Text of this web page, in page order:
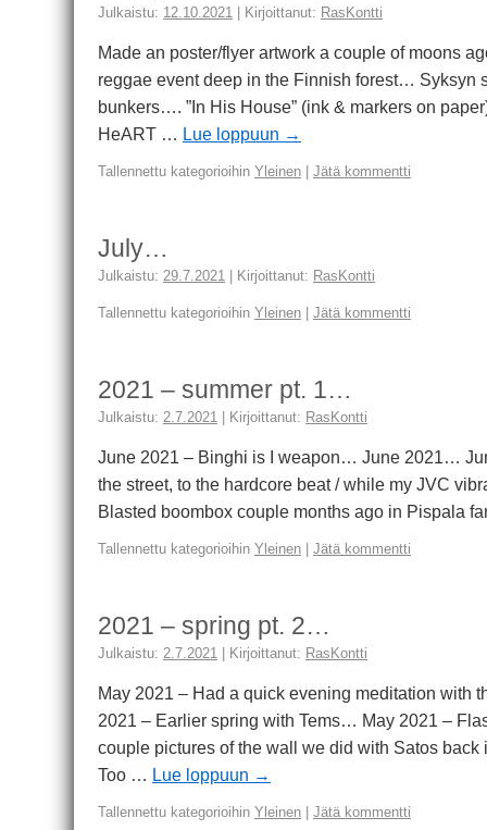
Julkaistu: 12.10.2021 Kirjoittanut: RasKontti
Made an poster/flyer artwork a couple of moons
reggae event deep in the Finnish forest… Syksyn
bunkers…. ”In His House” (ink & markers on
HeART … Lue loppuun →
Tallennettu kategorioihin Yleinen Jätä kommentti
July…
Julkaistu: 29.7.2021 Kirjoittanut: RasKontti
Tallennettu kategorioihin Yleinen Jätä kommentti
2021 – summer pt. 1…
Julkaistu: 2.7.2021 Kirjoittanut: RasKontti
June 2021 – Binghi is I weapon… June 2021…
the street, to the hardcore beat / while my JVC
Blasted boombox couple months ago in Pispala
Tallennettu kategorioihin Yleinen Jätä kommentti
2021 – spring pt. 2…
Julkaistu: 2.7.2021 Kirjoittanut: RasKontti
May 2021 – Had a quick evening meditation with
2021 – Earlier spring with Tems… May 2021 –
couple pictures of the wall we did with Satos
Too … Lue loppuun →
Tallennettu kategorioihin Yleinen Jätä kommentti